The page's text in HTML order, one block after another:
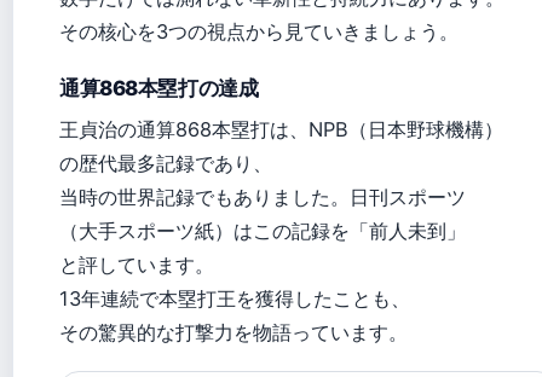
その核心を3つの視点から見ていきましょう。
通算868本塁打の達成
王貞治の通算868本塁打は、NPB（日本野球機構）
の歴代最多記録であり、
当時の世界記録でもありました。日刊スポーツ
（大手スポーツ紙）はこの記録を「前人未到」
と評しています。
13年連続で本塁打王を獲得したことも、
その驚異的な打撃力を物語っています。